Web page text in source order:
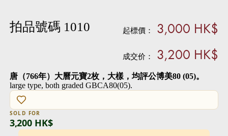
拍品號碼 1010 起標價： 3,000 HK$
成交价： 3,200 HK$
唐（766年）大曆元寶2枚，大樣，均評公博美80 (05)。
large type, both graded GBCA80(05).
SOLD FOR
3,200 HK$